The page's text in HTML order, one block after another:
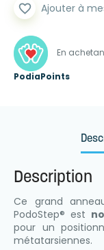
En
PodiaPoints
favorite_border Ajouter à
Description
Ce grand
PodoStep® est
pour un
métatarsiennes.